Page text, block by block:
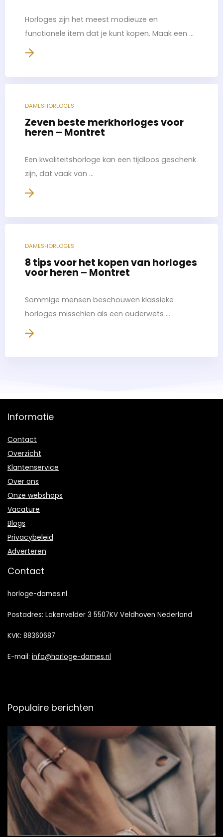
Horloges zijn het meest modieuze en
functionele item dat je kunt kopen. Maak een ...
DAMESHORLOGES
Zeven beste merkhorloges voor
heren – Montret
Een kwaliteitshorloge kan een tijdloos geschenk
zijn, dat vaak van ...
DAMESHORLOGES
8 tips voor het kopen van horloges
voor heren – Montret
Sommige mensen beschouwen klassieke
horloges misschien als een ouderwets ...
Informatie
Contact
Overzicht
Klantenservice
Over ons
Onze webshops
Vacature
Blogs
Privacybeleid
Adverteren
Contact
horloge-dames.nl
Postadres: Lakenvelder 3 5507KV Veldhoven Nederland
KVK: 88360687
E-mail: info@horloge-dames.nl
Populaire berichten